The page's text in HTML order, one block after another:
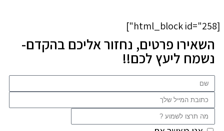
[html_block id="258"]
השאירו פרטים, נחזור אליכם בהקדם-
נשמח ליעץ לכם!!